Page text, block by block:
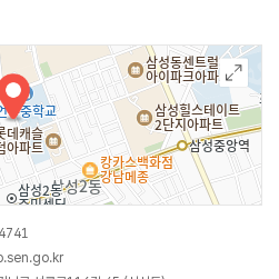
한 자료를 보유하고 있다.